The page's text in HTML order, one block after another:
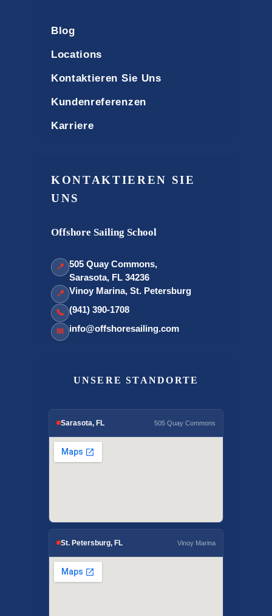
Blog
Locations
Kontaktieren Sie Uns
Kundenreferenzen
Karriere
KONTAKTIEREN SIE
UNS
Offshore Sailing School
📍 505 Quay Commons,
Sarasota, FL 34236
📍 Vinoy Marina, St. Petersburg
📞 (941) 390-1708
✉ info@offshoresailing.com
UNSERE STANDORTE
Sarasota, FL 505 Quay Commons
St. Petersburg, FL Vinoy Marina